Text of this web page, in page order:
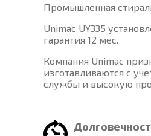
Промышленная
Unimac UY335
гарантия 12 мес.
Компания Unimac
изготавливаются с
службы и высокую